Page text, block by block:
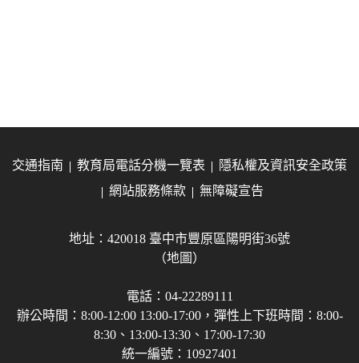
交通指南 教育局電話分機一覽表
隱私權及資訊安全政策
網站服務條款
無障礙宣告
地址：420018 臺中市豐原區陽明街36號
（地圖）
電話：04-22289111
辦公時間：8:00-12:00 13:00-17:00，彈性上下班時間：8:00-
8:30、13:00-13:30、17:00-17:30
統一編號：10927401